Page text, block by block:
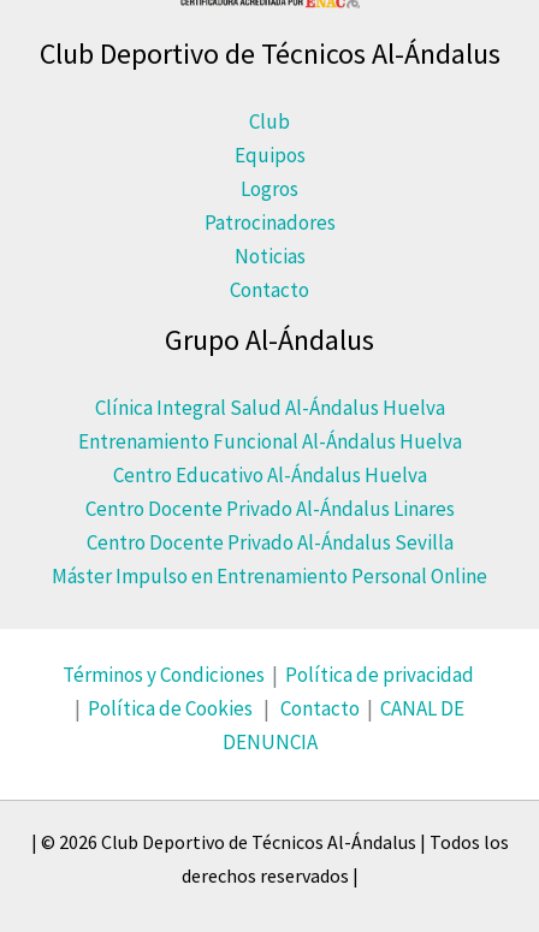
Club Deportivo de Técnicos Al-Ándalus
Club
Equipos
Logros
Patrocinadores
Noticias
Contacto
Grupo Al-Ándalus
Clínica Integral Salud Al-Ándalus Huelva
Entrenamiento Funcional Al-Ándalus Huelva
Centro Educativo Al-Ándalus Huelva
Centro Docente Privado Al-Ándalus Linares
Centro Docente Privado Al-Ándalus Sevilla
Máster Impulso en Entrenamiento Personal Online
Términos y Condiciones | Política de privacidad
| Política de Cookies | Contacto | CANAL DE
DENUNCIA
| © 2026 Club Deportivo de Técnicos Al-Ándalus | Todos los
derechos reservados |